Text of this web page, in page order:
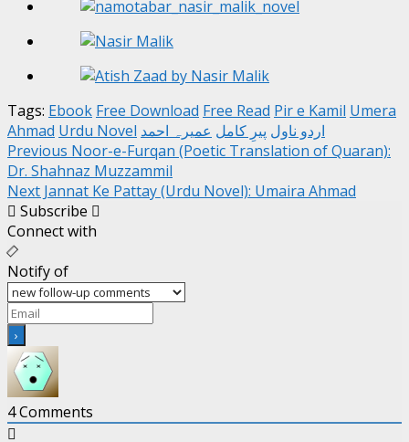
Tags: Ebook Free Download Free Read Pir e Kamil Umera
Ahmad Urdu Novel اردو ناول پیرِ کامل عمیرہ احمد
Post
navigation
Previous Noor-e-Furqan (Poetic Translation of Quaran):
Dr. Shahnaz Muzzammil
Next Jannat Ke Pattay (Urdu Novel): Umaira Ahmad
Subscribe
Connect with
Notify of
4Comments